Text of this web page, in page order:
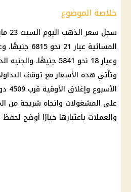
خلاصة الموضوع
سجل سعر الذهب اليوم السبت 23
المسائية عيار 21
وعيار 18 نحو 5841 جنيهًا، والجنيه
وتأتي هذه الأسعارمع توقف
على المشغولات واتجاه شريحة من
والعملات باعتبارها خيارًا أوضح